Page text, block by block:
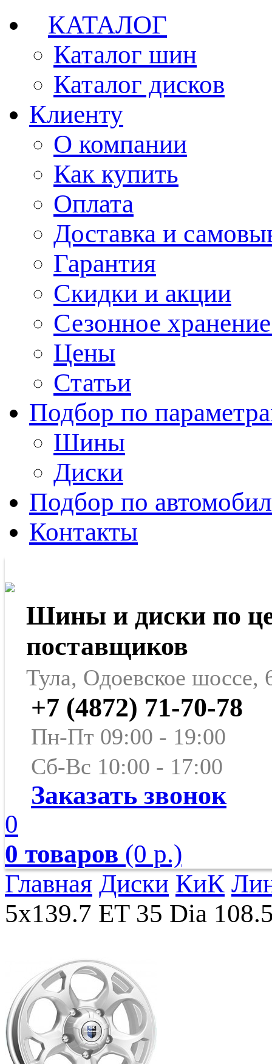
КАТАЛОГ
Каталог шин
Каталог дисков
Клиенту
О компании
Как купить
Оплата
Доставка и
Гарантия
Скидки и акции
Сезонное
Цены
Статьи
Подбор по
Шины
Диски
Подбор по
Контакты
Шины и диски по
поставщиков
Тула, Одоевское шоссе,
+7 (4872) 71-70-78
Пн-Пт 09:00 - 19:00
Сб-Вс 10:00 - 17:00
Заказать звонок
0
0 товаров (0 р.)
Главная Диски КиК
5x139.7 ET 35 Dia